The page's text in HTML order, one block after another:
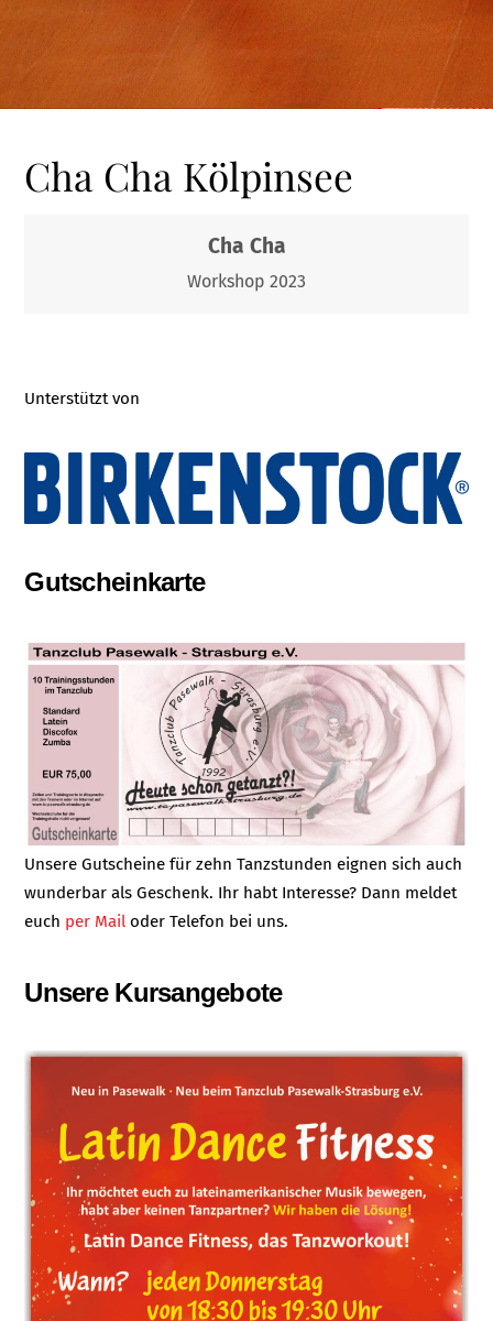
Cha Cha Kölpinsee
Cha Cha
Workshop 2023
Unterstützt von
Gutscheinkarte
Unsere Gutscheine für zehn Tanzstunden eignen sich auch
wunderbar als Geschenk. Ihr habt Interesse? Dann meldet
euch per Mailoder Telefon bei uns.
Unsere Kursangebote